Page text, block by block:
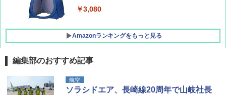
ATCW-150B エクルベージュ
￥3,080
Amazonランキングをもっと見る
編集部のおすすめ記事
航空
ソラシドエア、長崎線20周年で山岐社長